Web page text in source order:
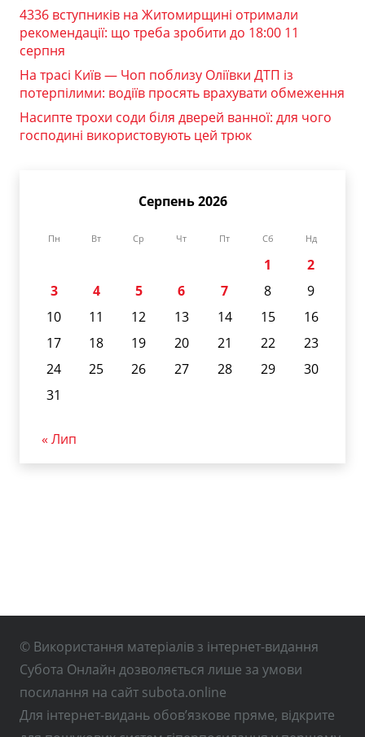
4336 вступників на Житомирщині отримали
рекомендації: що треба зробити до 18:00 11
серпня
На трасі Київ — Чоп поблизу Оліївки ДТП із
потерпілими: водіїв просять врахувати обмеження
Насипте трохи соди біля дверей ванної: для чого
господині використовують цей трюк
Серпень 2026
Пн Вт Ср Чт Пт Сб Нд
1
2
3
4 5 6 7 8
9
10
11 12 13 14 15
16
17
18 19 20 21 22
23
24
25 26 27 28 29
30
31
« Лип
© Використання матеріалів з інтернет-видання
Субота Онлайн дозволяється лише за умови
посилання на сайт subota.online
Для інтернет-видань обов’язкове пряме, відкрите